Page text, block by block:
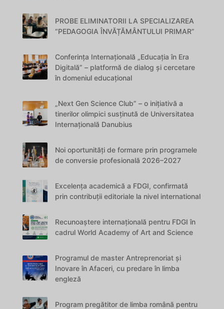
PROBE ELIMINATORII LA SPECIALIZAREA
“PEDAGOGIA ÎNVĂȚĂMÂNTULUI PRIMAR”
Conferința Internațională „Educația în Era
Digitală” – platformă de dialog și cercetare
în domeniul educațional
„Next Gen Science Club” – o inițiativă a
tinerilor olimpici susținută de Universitatea
Internațională Danubius
Noi oportunități de formare prin programele
de conversie profesională 2026–2027
Excelența academică a FDGI, confirmată
prin contribuții editoriale la nivel international
Recunoaștere internațională pentru FDGI în
cadrul World Academy of Art and Science
Programul de master Antreprenoriat și
Inovare în Afaceri, cu predare în limba
engleză
Program pregătitor de limba română pentru